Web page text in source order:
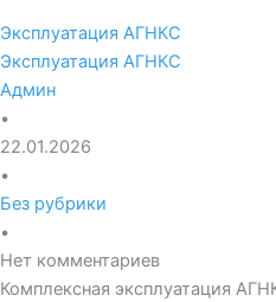
Эксплуатация АГНКС
Эксплуатация АГНКС
Админ
•
22.01.2026
•
Без рубрики
•
Нет комментариев
Комплексная эксплуатация